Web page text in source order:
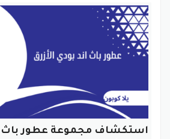
استكشاف مجموعة عطور باث